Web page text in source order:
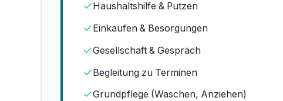
Haushaltshilfe & Putzen
Einkaufen & Besorgungen
Gesellschaft & Gespräch
Begleitung zu Terminen
Grundpflege (Waschen, Anziehen)